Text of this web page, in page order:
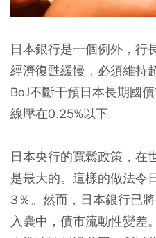
日本銀行是一個例外，行
經濟復甦緩慢，必須維持
BoJ不斷干預日本長期國
線壓在0.25%以下。
日本央行的寬鬆政策，在
是最大的。這樣的做法令
3％。然而，日本銀行已
入囊中，債市流動性變差